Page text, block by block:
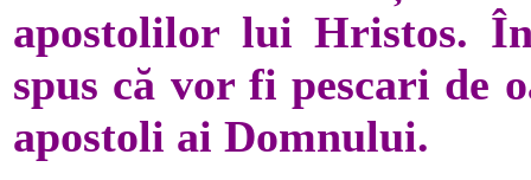
apostolilor lui Hristos.
spus că vor fi pescari de
apostoli ai Domnului.